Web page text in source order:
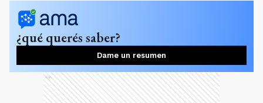
¿qué querés saber?
Dame un resumen
Ads